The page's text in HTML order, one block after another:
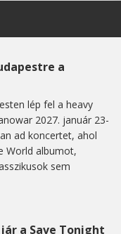
a
lép fel a heavy
2027. január 23-
ad koncertet, ahol
World albumot,
sem
a Save Tonight